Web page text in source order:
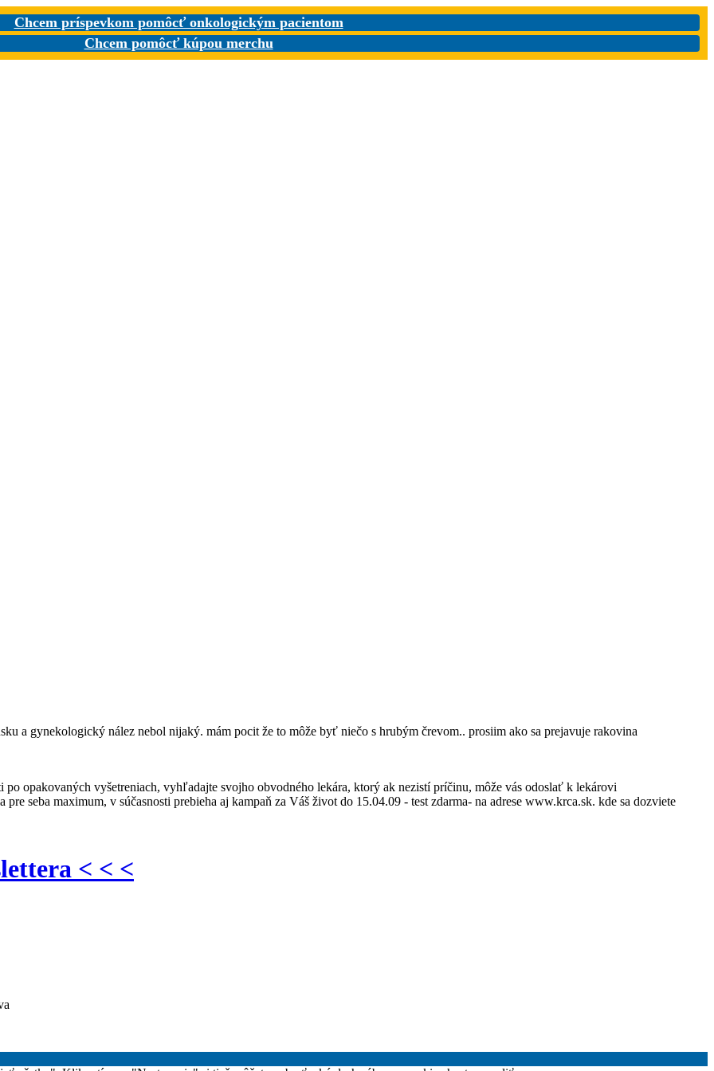
Chcem príspevkom pomôcť onkologickým pacientom
Chcem pomôcť kúpou merchu
a gynekologický nález nebol nijaký. mám pocit že to môže byť niečo s hrubým črevom.. prosiim ako sa prejavuje rakovina
opakovaných vyšetreniach, vyhľadajte svojho obvodného lekára, ktorý ak nezistí príčinu, môže vás odoslať k lekárovi
seba maximum, v súčasnosti prebieha aj kampaň za Váš život do 15.04.09 - test zdarma- na adrese www.krca.sk. kde sa dozviete
< < <